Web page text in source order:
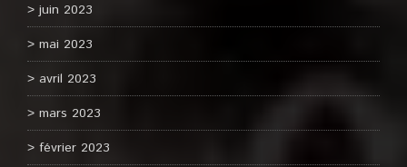
juin 2023
mai 2023
avril 2023
mars 2023
février 2023